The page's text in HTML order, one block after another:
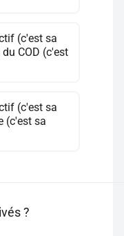
(c'est sa
COD (c'est
(c'est sa
(c'est sa
?